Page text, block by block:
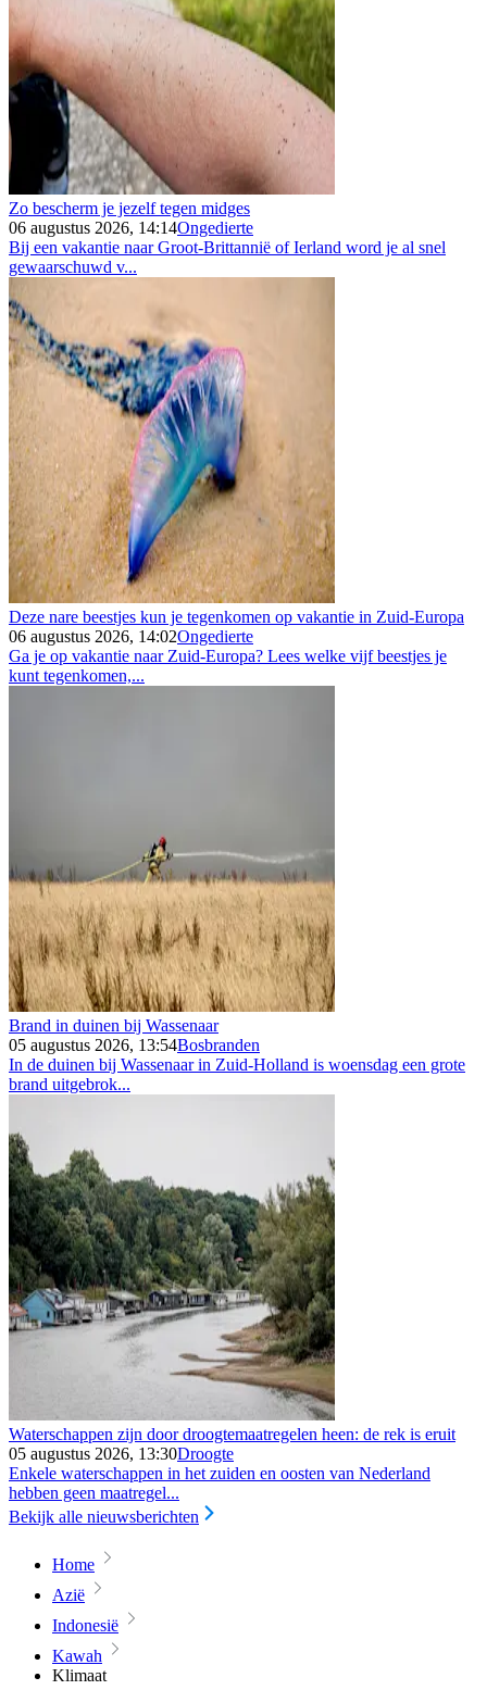
Zo bescherm je jezelf tegen midges
06 augustus 2026, 14:14Ongedierte
Bij een vakantie naar Groot-Brittannië of Ierland word je al snel
gewaarschuwd v...
Deze nare beestjes kun je tegenkomen op vakantie in Zuid-Europa
06 augustus 2026, 14:02Ongedierte
Ga je op vakantie naar Zuid-Europa? Lees welke vijf beestjes je
kunt tegenkomen,...
Brand in duinen bij Wassenaar
05 augustus 2026, 13:54Bosbranden
In de duinen bij Wassenaar in Zuid-Holland is woensdag een grote
brand uitgebrok...
Waterschappen zijn door droogtemaatregelen heen: de rek is eruit
05 augustus 2026, 13:30Droogte
Enkele waterschappen in het zuiden en oosten van Nederland
hebben geen maatregel...
Bekijk alle nieuwsberichten
Home
Azië
Indonesië
Kawah
Klimaat